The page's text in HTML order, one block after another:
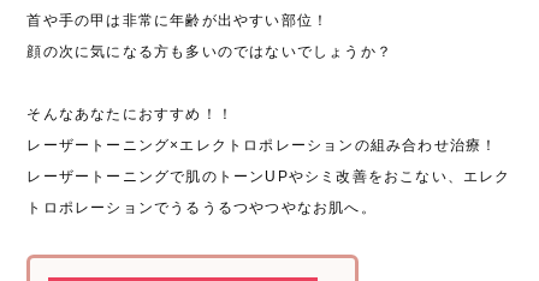
首や手の甲は非常に年齢が出やすい部位！
顔の次に気になる方も多いのではないでしょうか？
そんなあなたにおすすめ！！
レーザートーニング×エレクトロポレーションの組み合わせ治療！
レーザートーニングで肌のトーンUPやシミ改善をおこない、エレク
トロポレーションでうるうるつやつやなお肌へ。